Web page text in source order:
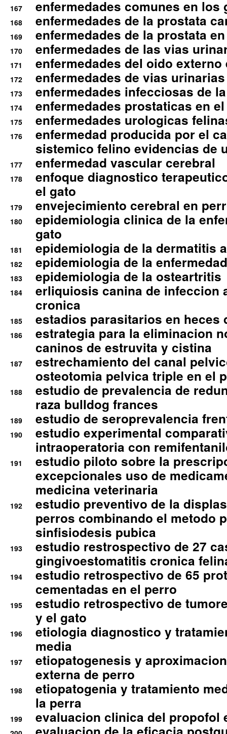
167 enfermedades comunes en los
168 enfermedades de la prostata
169 enfermedades de la prostata
170 enfermedades de las vias
171 enfermedades del oido
172 enfermedades de vias
173 enfermedades infecciosas de
174 enfermedades prostaticas en
175 enfermedades urologicas
176
enfermedad producida por el
sistemico felino evidencias de
177 enfermedad vascular cerebral
178
enfoque diagnostico
el gato
179 envejecimiento cerebral en
180
epidemiologia clinica de la
gato
181 epidemiologia de la dermatitis
182 epidemiologia de la
183 epidemiologia de la osteartritis
184
erliquiosis canina de infeccion
cronica
185 estadios parasitarios en heces
186
estrategia para la eliminacion
caninos de estruvita y cistina
187
estrechamiento del canal
osteotomia pelvica triple en el
188
estudio de prevalencia de
raza bulldog frances
189 estudio de seroprevalencia
190
estudio experimental
intraoperatoria con
191
estudio piloto sobre la
excepcionales uso de
medicina veterinaria
192
estudio preventivo de la
perros combinando el metodo
sinfisiodesis pubica
193
estudio restrospectivo de 27
gingivoestomatitis cronica
194
estudio retrospectivo de 65
cementadas en el perro
195
estudio retrospectivo de
y el gato
196
etiologia diagnostico y
media
197
etiopatogenesis y
externa de perro
198
etiopatogenia y tratamiento
la perra
199 evaluacion clinica del propofol